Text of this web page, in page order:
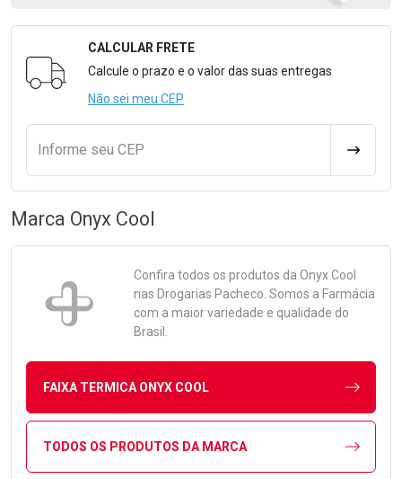
Formulário para Calcular o Frete
CALCULAR FRETE
Calcule o prazo e o valor das suas entregas
Não sei meu CEP
Informe seu CEP
Marca Onyx Cool
Confira todos os produtos da Onyx Cool
nas Drogarias Pacheco. Somos a Farmácia
com a maior variedade e qualidade do
Brasil.
FAIXA TERMICA ONYX COOL
TODOS OS PRODUTOS DA MARCA